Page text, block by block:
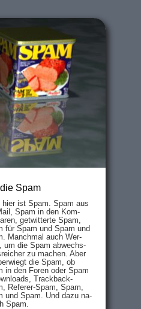
Spam
hier ist Spam. Spam aus
Spam in den Kom­
ge­twit­ter­te Spam,
für Spam und Spam und
Manch­mal auch Wer­
um die Spam ab­wechs­
zu mach­en. Aber
die Spam, ob
in den Fo­ren oder Spam
Track­back-
Re­fe­rer-Spam, Spam,
und Spam. Und da­zu na­
Spam.